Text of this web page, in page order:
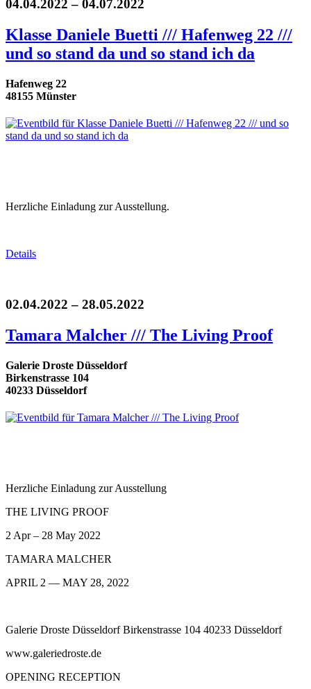
04.04.2022 – 04.07.2022
Klasse Daniele Buetti /// Hafenweg 22 ///
und so stand da und so stand ich da
Hafenweg 22
48155 Münster
Herzliche Einladung zur Ausstellung.
Details
02.04.2022 – 28.05.2022
Tamara Malcher /// The Living Proof
Galerie Droste Düsseldorf
Birkenstrasse 104
40233 Düsseldorf
Herzliche Einladung zur Ausstellung
THE LIVING PROOF
2 Apr – 28 May 2022
TAMARA MALCHER
APRIL 2 — MAY 28, 2022
Galerie Droste Düsseldorf Birkenstrasse 104 40233 Düsseldorf
www.galeriedroste.de
OPENING RECEPTION